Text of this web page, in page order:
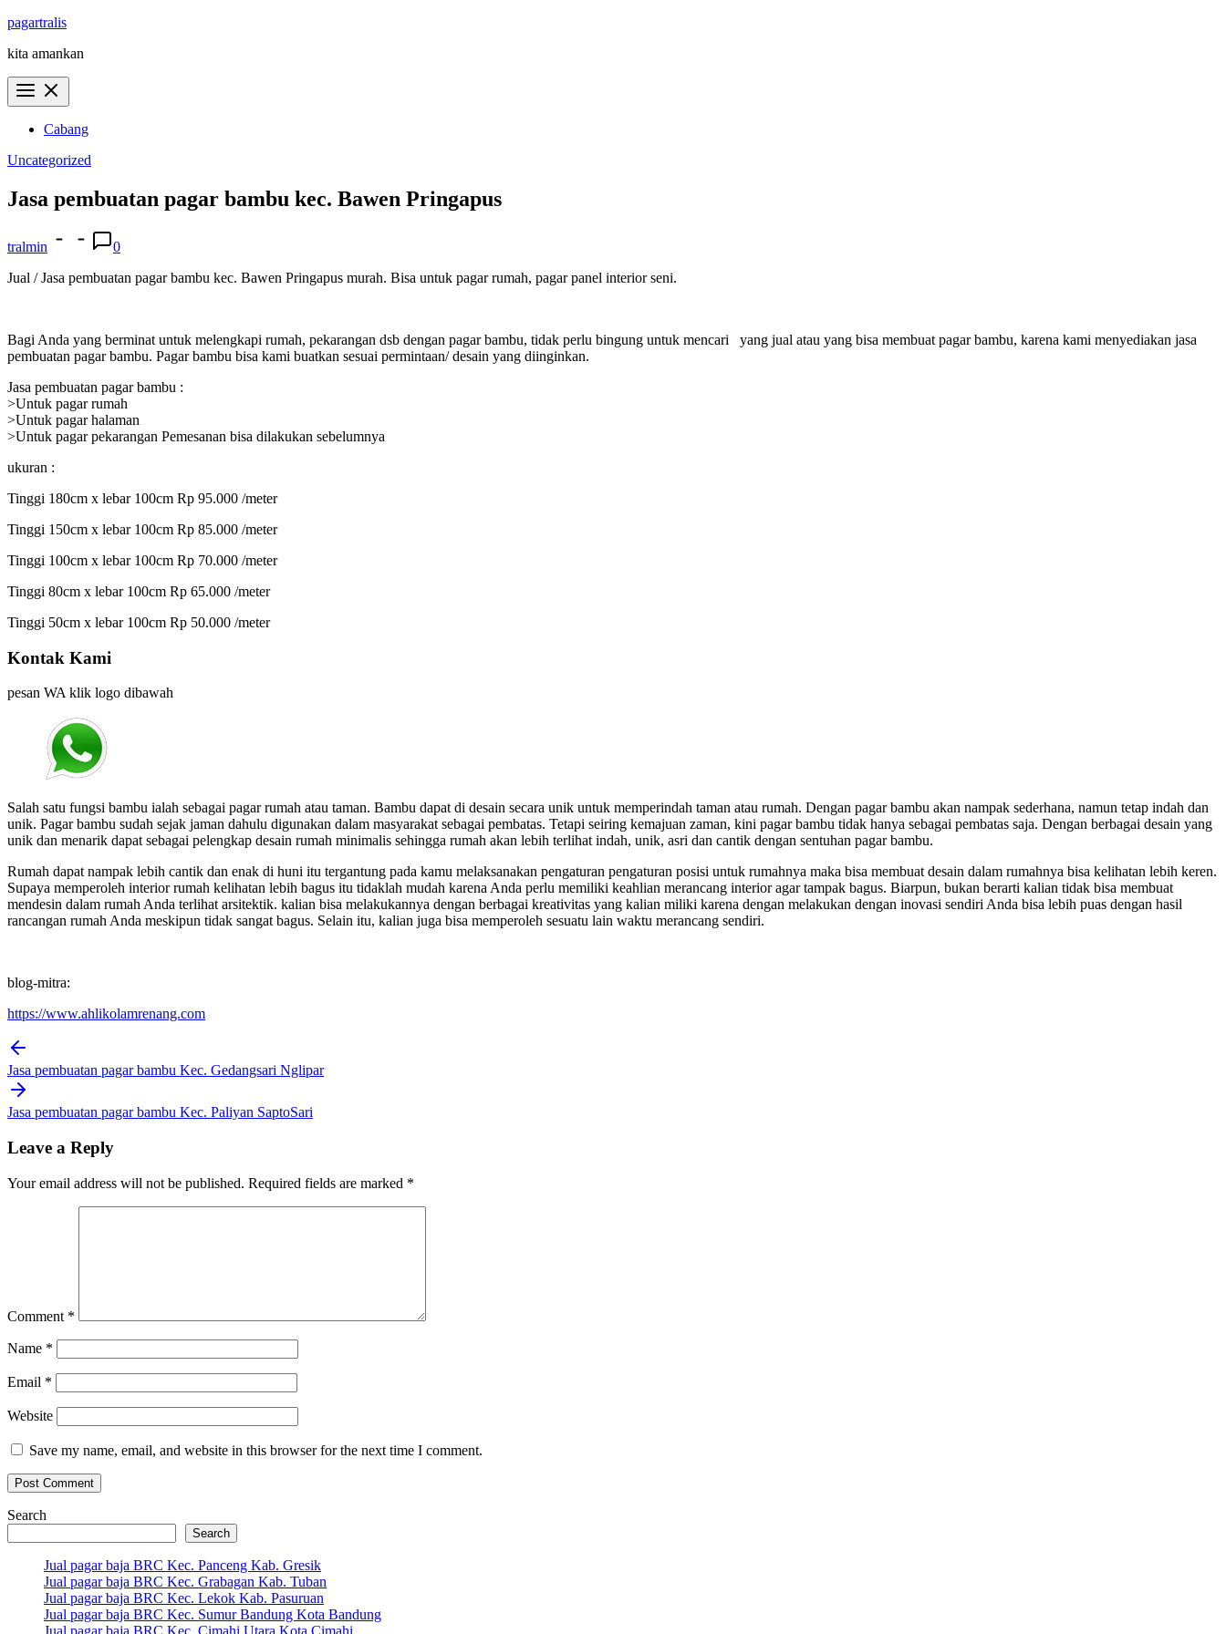
Skip
content
pagartralis
kita amankan
Cabang
Uncategorized
Jasa pembuatan pagar bambu kec. Bawen Pringapus
tralmin
0
Jual / Jasa pembuatan pagar bambu kec. Bawen Pringapus murah. Bisa untuk pagar rumah, pagar panel interior seni.
Bagi Anda yang berminat untuk melengkapi rumah, pekarangan dsb dengan pagar bambu, tidak perlu bingung untuk mencari yang jual atau yang bisa membuat pagar bambu, karena kami menyediakan jasa
pembuatan pagar bambu. Pagar bambu bisa kami buatkan sesuai permintaan/ desain yang diinginkan.
Jasa pembuatan pagar bambu :
>Untuk pagar rumah
>Untuk pagar halaman
>Untuk pagar pekarangan Pemesanan bisa dilakukan sebelumnya
ukuran :
Tinggi 180cm x lebar 100cm Rp 95.000 /meter
Tinggi 150cm x lebar 100cm Rp 85.000 /meter
Tinggi 100cm x lebar 100cm Rp 70.000 /meter
Tinggi 80cm x lebar 100cm Rp 65.000 /meter
Tinggi 50cm x lebar 100cm Rp 50.000 /meter
Kontak Kami
pesan WA klik logo dibawah
Salah satu fungsi bambu ialah sebagai pagar rumah atau taman. Bambu dapat di desain secara unik untuk memperindah taman atau rumah. Dengan pagar bambu akan nampak sederhana, namun tetap indah dan
unik. Pagar bambu sudah sejak jaman dahulu digunakan dalam masyarakat sebagai pembatas. Tetapi seiring kemajuan zaman, kini pagar bambu tidak hanya sebagai pembatas saja. Dengan berbagai desain yang
unik dan menarik dapat sebagai pelengkap desain rumah minimalis sehingga rumah akan lebih terlihat indah, unik, asri dan cantik dengan sentuhan pagar bambu.
Rumah dapat nampak lebih cantik dan enak di huni itu tergantung pada kamu melaksanakan pengaturan pengaturan posisi untuk rumahnya maka bisa membuat desain dalam rumahnya bisa kelihatan lebih keren.
Supaya memperoleh interior rumah kelihatan lebih bagus itu tidaklah mudah karena Anda perlu memiliki keahlian merancang interior agar tampak bagus. Biarpun, bukan berarti kalian tidak bisa membuat
mendesin dalam rumah Anda terlihat arsitektik. kalian bisa melakukannya dengan berbagai kreativitas yang kalian miliki karena dengan melakukan dengan inovasi sendiri Anda bisa lebih puas dengan hasil
rancangan rumah Anda meskipun tidak sangat bagus. Selain itu, kalian juga bisa memperoleh sesuatu lain waktu merancang sendiri.
blog-mitra:
https://www.ahlikolamrenang.com
Post
navigation
Jasa pembuatan pagar bambu Kec. Gedangsari Nglipar
Jasa pembuatan pagar bambu Kec. Paliyan SaptoSari
Leave a Reply
Your email address will not be published. Required fields are marked *
Comment *
Name *
Email *
Website
Save my name, email, and website in this browser for the next time I comment.
Search
Search
Jual pagar baja BRC Kec. Panceng Kab. Gresik
Jual pagar baja BRC Kec. Grabagan Kab. Tuban
Jual pagar baja BRC Kec. Lekok Kab. Pasuruan
Jual pagar baja BRC Kec. Sumur Bandung Kota Bandung
Jual pagar baja BRC Kec. Cimahi Utara Kota Cimahi